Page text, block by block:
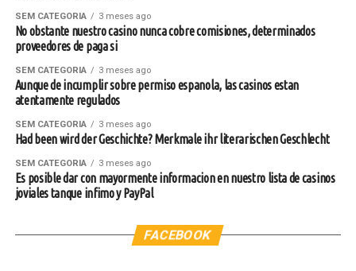
SEM CATEGORIA 3 meses ago
No obstante nuestro casino nunca cobre comisiones, determinados
proveedores de paga si
SEM CATEGORIA 3 meses ago
Aunque de incumplir sobre permiso espanola, las casinos estan
atentamente regulados
SEM CATEGORIA 3 meses ago
Had been wird der Geschichte? Merkmale ihr literarischen Geschlecht
SEM CATEGORIA 3 meses ago
Es posible dar con mayormente informacion en nuestro lista de casinos
joviales tanque infimo y PayPal
FACEBOOK